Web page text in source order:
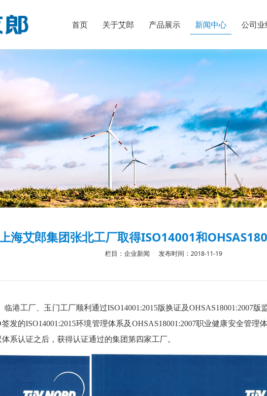
首页 关于艾郎 产品展示 新闻中心 公司业
海艾郎集团张北工厂取得ISO14001和
栏目：企业新闻 发布时间：2018-11-19
港工厂、玉门工厂顺利通过ISO14001:2015版换证及OHSAS18001:2007
发的ISO14001:2015环境管理体系及OHSAS18001:2007职业健康安全管
系认证之后，获得认证通过的集团第四家工厂。